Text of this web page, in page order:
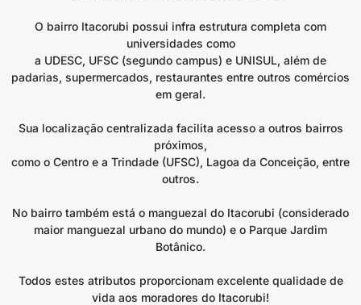
O bairro Itacorubi possui infra estrutura completa com
universidades como
a UDESC, UFSC (segundo campus) e UNISUL, além de
padarias, supermercados, restaurantes entre outros comércios
em geral.
Sua localização centralizada facilita acesso a outros bairros
próximos,
como o Centro e a Trindade (UFSC), Lagoa da Conceição, entre
outros.
No bairro também está o manguezal do Itacorubi (considerado
maior manguezal urbano do mundo) e o Parque Jardim
Botânico.
Todos estes atributos proporcionam excelente qualidade de
vida aos moradores do Itacorubi!